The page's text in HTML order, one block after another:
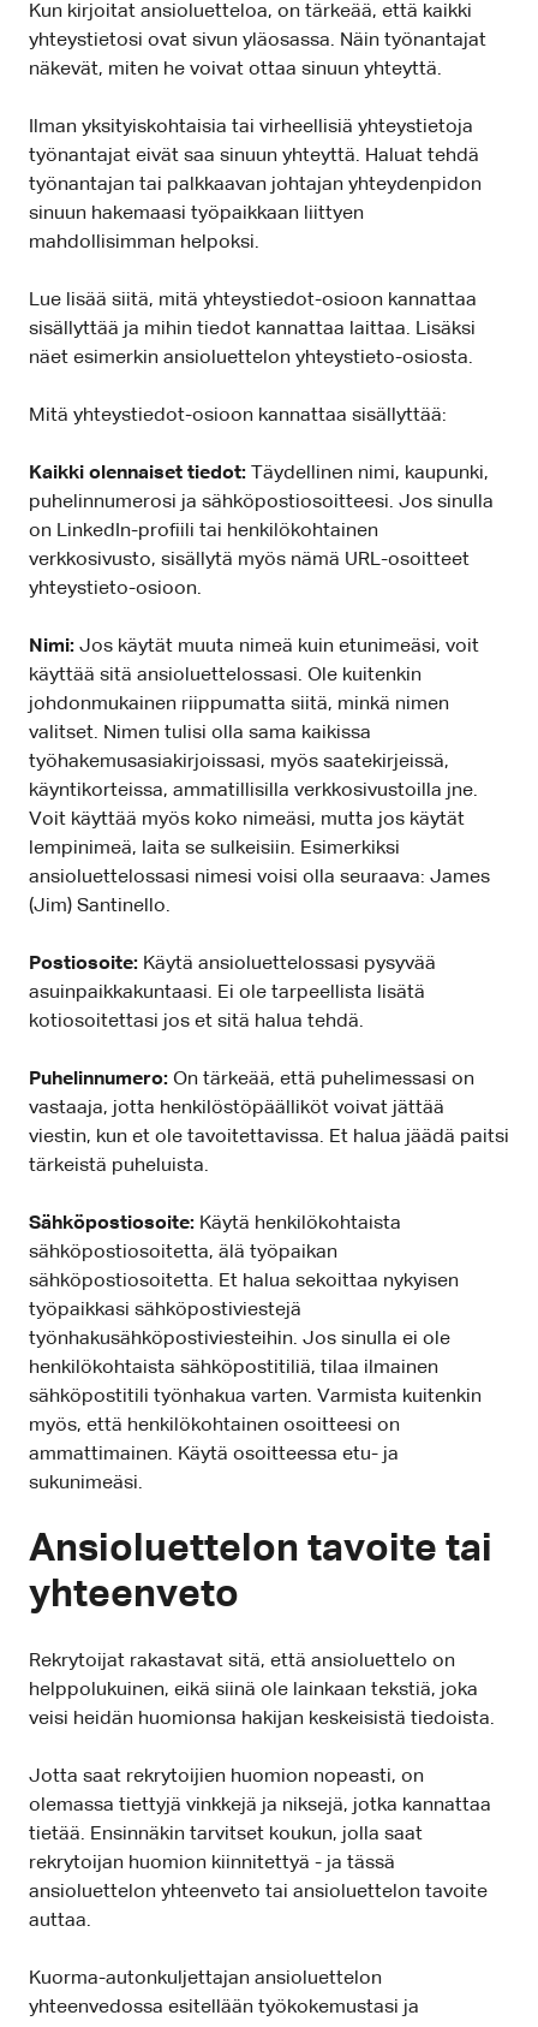
Kun kirjoitat ansioluetteloa, on tärkeää, että kaikki
yhteystietosi ovat sivun yläosassa. Näin työnantajat
näkevät, miten he voivat ottaa sinuun yhteyttä.
Ilman yksityiskohtaisia tai virheellisiä yhteystietoja
työnantajat eivät saa sinuun yhteyttä. Haluat tehdä
työnantajan tai palkkaavan johtajan yhteydenpidon
sinuun hakemaasi työpaikkaan liittyen
mahdollisimman helpoksi.
Lue lisää siitä, mitä yhteystiedot-osioon kannattaa
sisällyttää ja mihin tiedot kannattaa laittaa. Lisäksi
näet esimerkin ansioluettelon yhteystieto-osiosta.
Mitä yhteystiedot-osioon kannattaa sisällyttää:
Kaikki olennaiset tiedot: Täydellinen nimi, kaupunki,
puhelinnumerosi ja sähköpostiosoitteesi. Jos sinulla
on LinkedIn-profiili tai henkilökohtainen
verkkosivusto, sisällytä myös nämä URL-osoitteet
yhteystieto-osioon.
Nimi: Jos käytät muuta nimeä kuin etunimeäsi, voit
käyttää sitä ansioluettelossasi. Ole kuitenkin
johdonmukainen riippumatta siitä, minkä nimen
valitset. Nimen tulisi olla sama kaikissa
työhakemusasiakirjoissasi, myös saatekirjeissä,
käyntikorteissa, ammatillisilla verkkosivustoilla jne.
Voit käyttää myös koko nimeäsi, mutta jos käytät
lempinimeä, laita se sulkeisiin. Esimerkiksi
ansioluettelossasi nimesi voisi olla seuraava: James
(Jim) Santinello.
Postiosoite: Käytä ansioluettelossasi pysyvää
asuinpaikkakuntaasi. Ei ole tarpeellista lisätä
kotiosoitettasi jos et sitä halua tehdä.
Puhelinnumero: On tärkeää, että puhelimessasi on
vastaaja, jotta henkilöstöpäälliköt voivat jättää
viestin, kun et ole tavoitettavissa. Et halua jäädä paitsi
tärkeistä puheluista.
Sähköpostiosoite: Käytä henkilökohtaista
sähköpostiosoitetta, älä työpaikan
sähköpostiosoitetta. Et halua sekoittaa nykyisen
työpaikkasi sähköpostiviestejä
työnhakusähköpostiviesteihin. Jos sinulla ei ole
henkilökohtaista sähköpostitiliä, tilaa ilmainen
sähköpostitili työnhakua varten. Varmista kuitenkin
myös, että henkilökohtainen osoitteesi on
ammattimainen. Käytä osoitteessa etu- ja
sukunimeäsi.
Ansioluettelon tavoite tai
yhteenveto
Rekrytoijat rakastavat sitä, että ansioluettelo on
helppolukuinen, eikä siinä ole lainkaan tekstiä, joka
veisi heidän huomionsa hakijan keskeisistä tiedoista.
Jotta saat rekrytoijien huomion nopeasti, on
olemassa tiettyjä vinkkejä ja niksejä, jotka kannattaa
tietää. Ensinnäkin tarvitset koukun, jolla saat
rekrytoijan huomion kiinnitettyä - ja tässä
ansioluettelon yhteenveto tai ansioluettelon tavoite
auttaa.
Kuorma-autonkuljettajan ansioluettelon
yhteenvedossa esitellään työkokemustasi ja